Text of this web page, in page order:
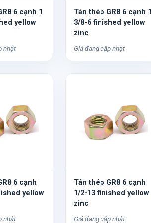
6 cạnh 1
yellow
nhật
Tán thép GR8 6 cạnh 1
3/8-6 finished yellow
zinc
Giá đang cập nhật
6 cạnh
yellow
nhật
Tán thép GR8 6 cạnh
1/2-13 finished yellow
zinc
Giá đang cập nhật